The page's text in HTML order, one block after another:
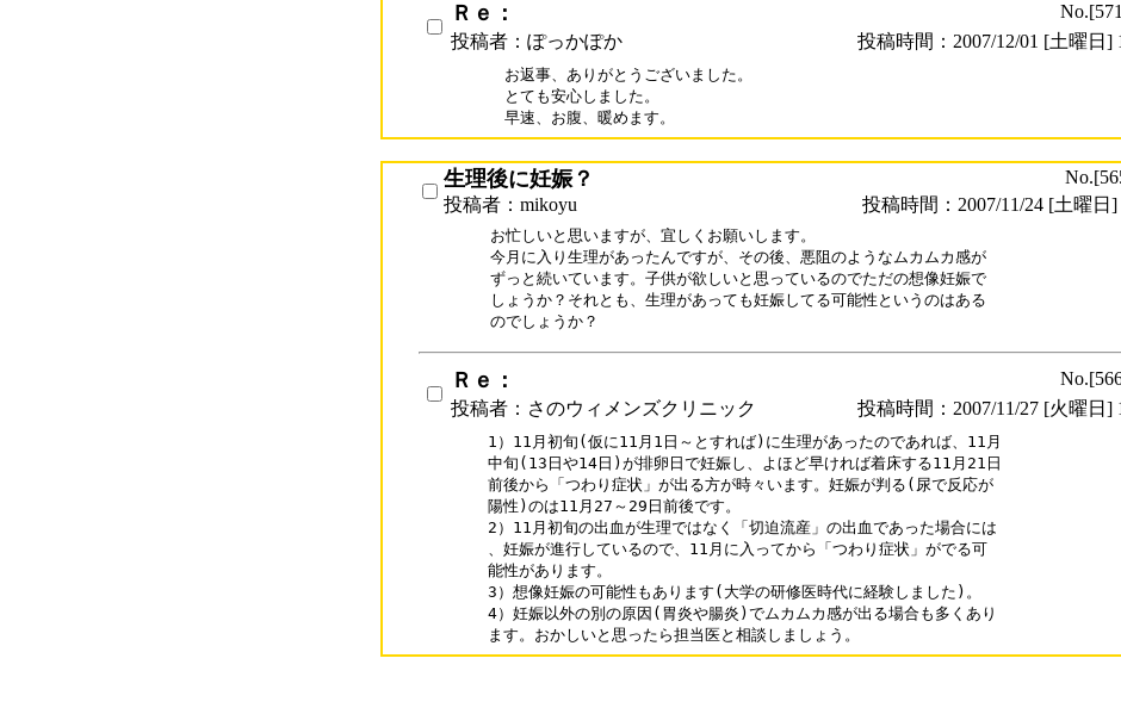
Ｒｅ：
投稿者：ぽっかぽか
投稿時間：2007/12/01 [土曜日]
お返事、ありがとうございました。
とても安心しました。
早速、お腹、暖めます。
生理後に妊娠？
投稿者：mikoyu
投稿時間：2007/11/24 [土曜日]
お忙しいと思いますが、宜しくお願いします。
今月に入り生理があったんですが、その後、悪阻のようなムカムカ感が
ずっと続いています。子供が欲しいと思っているのでただの想像妊娠で
しょうか？それとも、生理があっても妊娠してる可能性というのはある
のでしょうか？
Ｒｅ：
投稿者：さのウィメンズクリニック
投稿時間：2007/11/27 [火曜日]
1）11月初旬(仮に11月1日～とすれば)に生理があったのであれば、11月
中旬(13日や14日)が排卵日で妊娠し、よほど早ければ着床する11月21日
前後から「つわり症状」が出る方が時々います。妊娠が判る(尿で反応が
陽性)のは11月27～29日前後です。
2）11月初旬の出血が生理ではなく「切迫流産」の出血であった場合には
、妊娠が進行しているので、11月に入ってから「つわり症状」がでる可
能性があります。
3）想像妊娠の可能性もあります(大学の研修医時代に経験しました)。
4）妊娠以外の別の原因(胃炎や腸炎)でムカムカ感が出る場合も多くあり
ます。おかしいと思ったら担当医と相談しましょう。